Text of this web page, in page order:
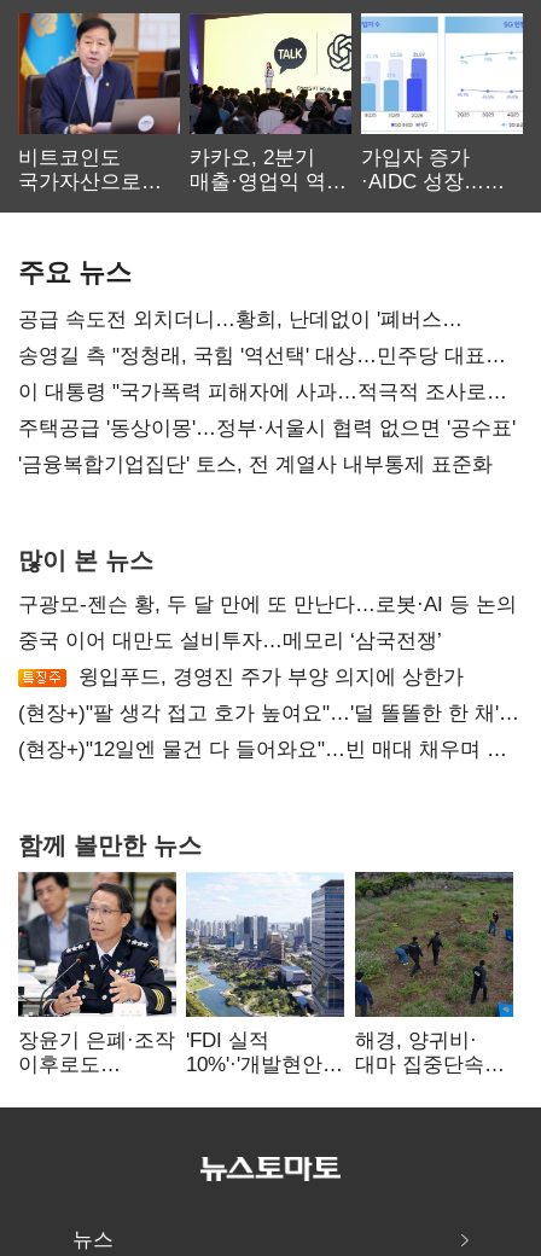
비트코인도
국가자산으로…'
카카오, 2분기
매출·영업익 역대
가입자 증가
·AIDC 성장…
주요 뉴스
공급 속도전 외치더니…황희, 난데없이 '폐버스
리모델링' 제안
송영길 측 "정청래, 국힘 '역선택' 대상…민주당 대표로
총선 지휘 못해"
이 대통령 "국가폭력 피해자에 사과…적극적 조사로
진실 밝혀야"
주택공급 '동상이몽'…정부·서울시 협력 없으면 '공수표'
'금융복합기업집단' 토스, 전 계열사 내부통제 표준화
많이 본 뉴스
구광모-젠슨 황, 두 달 만에 또 만난다…로봇·AI 등 논의
중국 이어 대만도 설비투자…메모리 ‘삼국전쟁’
윙입푸드, 경영진 주가 부양 의지에 상한가
(현장+)"팔 생각 접고 호가 높여요"…'덜 똘똘한 한 채'
20억 키맞추기
(현장+)"12일엔 물건 다 들어와요"…빈 매대 채우며 문
함께 볼만한 뉴스
장윤기 은폐·조작
이후로도
내부비위…경찰
'FDI 실적
10%'·'개발현안
인천경제청장
해경, 양귀비·
대마 집중단속…
249명 검거
뉴스